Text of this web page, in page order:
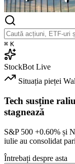
⌘ K
StockBot Live
Situația pieței
Tech susține
stagnează
S&P 500 +0.60% și
iulie au consolidat
Întrebați despre asta